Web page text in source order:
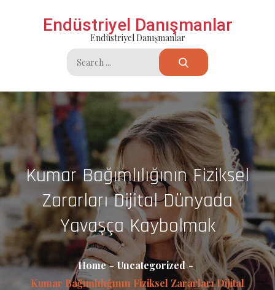
Endüstriyel Danışmanlar
Endüstriyel Danışmanlar
Search
for:
Kumar Bağımlılığının Fiziksel
Zararları Dijital Dünyada
Yavaşça Kaybolmak
Home
Uncategorized
Kumar Bağımlılığının Fiziksel Zararları Dijital